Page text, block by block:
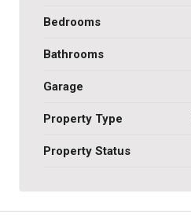
Bedrooms
Bathrooms
Garage
Property Type
Property Status